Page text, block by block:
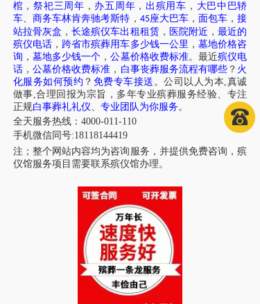
棺 ，祭祀三周年 ， 办五周年 ， 出殡用车 ， 大巴中巴轿
车、 商务车林肯奔驰考斯特 ， 45座大巴车， 面包车 ，接
站拉骨灰盒 ，长途殡仪车出租租赁， 医院附近 ，最近的
殡仪电话 ，跨省市殡葬用车多少钱一公里 ，墓地价格咨
询 ， 墓地多少钱一个 ，公墓价格收费标准。最近殡仪电
话， 公墓价格收费标准 ， 白事丧葬服务流程有哪些 ？ 火
化服务如何预约 ？ 免费专车接送 。公司以人为本,真诚
做事,合理回报为宗旨，多年专业殡葬服务经验、专注
正规白事葬礼礼仪、 专业团队为你服务。
全天服务热线：4000-011-110
手机微信同号:18118144419
注； 整个网站内容均为咨询服务，并提供免费咨询，殡
仪馆服务项目需要联系殡仪馆办理。